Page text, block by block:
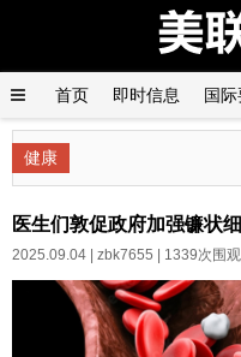
首页 即时信息 国际
产经
健康
医生们敦促政府加强镰状
2025.09.04 | zbk7655 | 1339次围观